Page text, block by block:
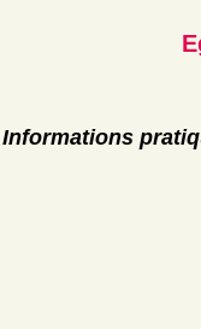
Informations